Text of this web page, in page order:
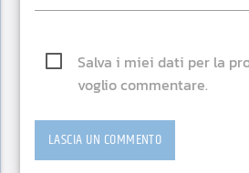
Salva i miei dati per la
voglio commentare.